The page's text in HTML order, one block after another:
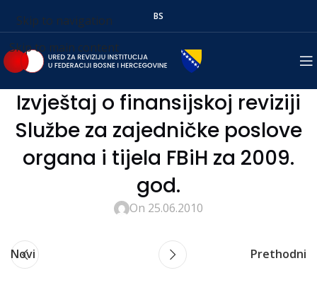
Skip to navigation
Skip to main content
BS
Izvještaj o finansijskoj reviziji
Službe za zajedničke poslove
organa i tijela FBiH za 2009.
god.
On 25.06.2010
Novi Prethodni